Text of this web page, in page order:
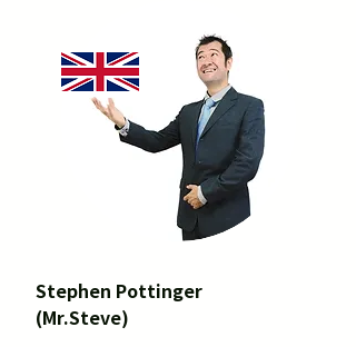
Stephen Pottinger
(Mr.Steve)